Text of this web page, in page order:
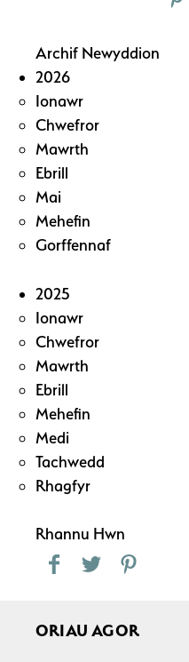
Archif Newyddion
2026
Ionawr
Chwefror
Mawrth
Ebrill
Mai
Mehefin
Gorffennaf
2025
Ionawr
Chwefror
Mawrth
Ebrill
Mehefin
Medi
Tachwedd
Rhagfyr
Rhannu Hwn
ORIAU AGOR